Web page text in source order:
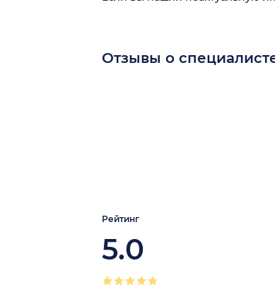
Отзывы о
Рейтинг
5.0